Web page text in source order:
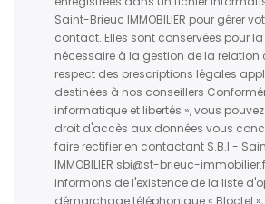
Saint-Brieuc IMMOBILIER pour gérer
contact. Elles sont conservées pour
nécessaire à la gestion de la relation
respect des prescriptions légales
destinées à nos conseillers
informatique et libertés », vous
droit d'accès aux données vous
faire rectifier en contactant S.B.I -
IMMOBILIER sbi@st-brieuc-
informons de l'existence de la liste
démarchage téléphonique « Bloctel